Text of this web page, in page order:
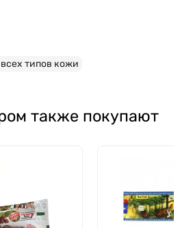
типов кожи
также покупают